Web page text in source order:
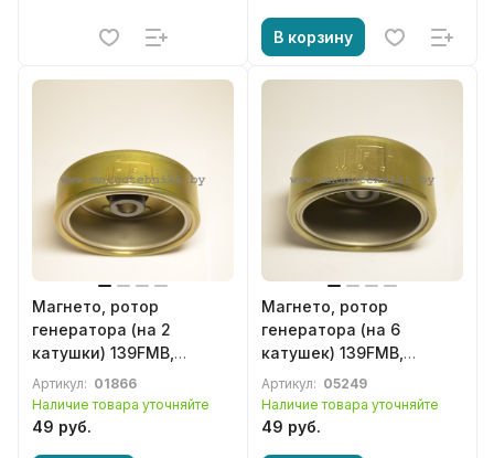
Forsage, Cronus, Stels,
Eurotex, Irbis, Dingo,
Active, Irokez 50-125сс
В корзину
Магнето, ротор
генератора (на 2
катушки) 139FMB,
147FMD, 152FMH, 152FMI
мопеда Дельта , Альфа,
RX-8, Eurostrada, Eurotex,
Артикул: 01866
Наличие товара уточняйте
49 руб.
Магнето, ротор
генератора (на 6
катушек) 139FMB,
147FMD, 152FMH мопеда
Дельта , Альфа, RX-8,
Eurostrada, Eurotex, Irbis,
Артикул: 05249
Наличие товара уточняйте
49 руб.